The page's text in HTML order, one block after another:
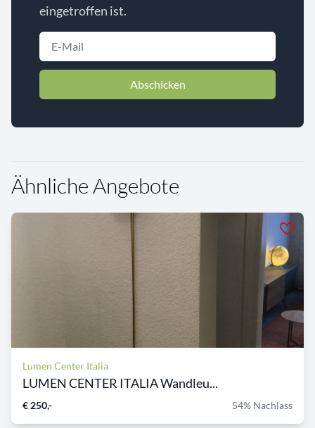
eingetroffen ist.
Abschicken
Ähnliche Angebote
Lumen Center Italia
LUMEN CENTER ITALIA Wandleu...
€ 250,- 54% Nachlass